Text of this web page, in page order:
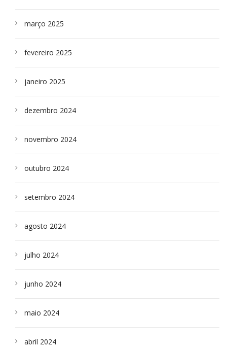
março 2025
fevereiro 2025
janeiro 2025
dezembro 2024
novembro 2024
outubro 2024
setembro 2024
agosto 2024
julho 2024
junho 2024
maio 2024
abril 2024